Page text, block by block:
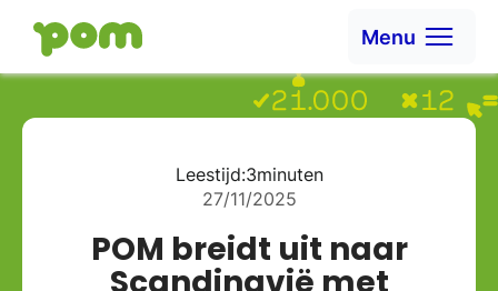
Ga naar Home
Menu
Leestijd:3minuten
27/11/2025
POM breidt uit naar